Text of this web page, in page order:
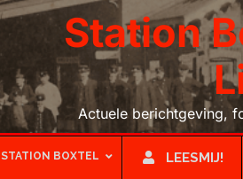
Station
Actuele berichtgeving,
STATION BOXTEL LEESMIJ!